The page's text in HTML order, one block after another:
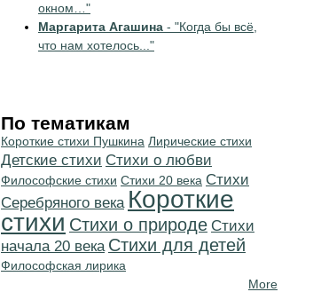
окном…"
Маргарита Агашина - "Когда бы всё,
что нам хотелось..."
По тематикам
Короткие стихи Пушкина Лирические стихи
Детские стихи Стихи о любви
Философские стихи Стихи 20 века Cтихи
Серебряного века Короткие
стихи Стихи о природе Cтихи
начала 20 века Стихи для детей
Философская лирика
More